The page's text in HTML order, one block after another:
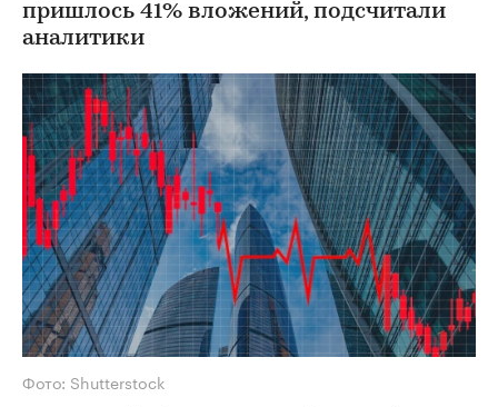
пришлось 41% вложений, подсчитали
аналитики
Фото: Shutterstock